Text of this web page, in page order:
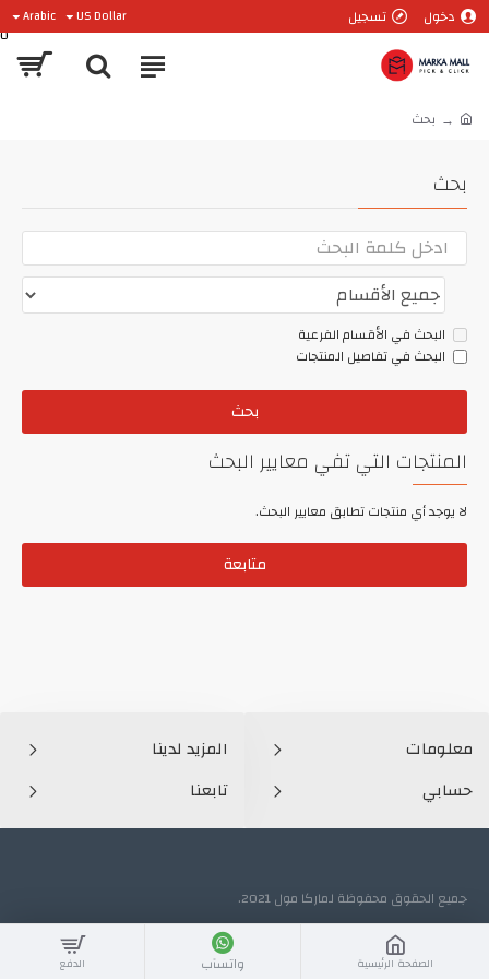
دخول تسجيل US Dollar
Arabic
0
بحث
بحث
البحث في الأقسام الفرعية
البحث في تفاصيل المنتجات
بحث
المنتجات التي تفي معايير البحث
لا يوجد أي منتجات تطابق معايير البحث.
متابعة
معلومات
حسابي
المزيد لدينا
تابعنا
جميع الحقوق محفوظة لماركا مول 2021.
الصفحة الرئيسية واتسآب الدفع